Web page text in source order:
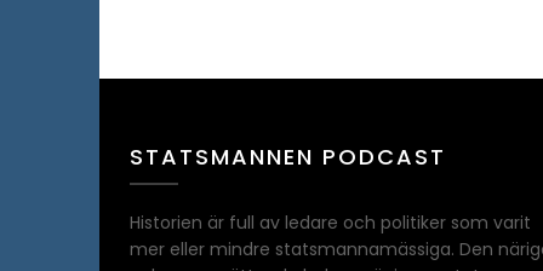
STATSMANNEN PODCAST
Historien är full av ledare och politiker som varit
mer eller mindre statsmannamässiga. Den